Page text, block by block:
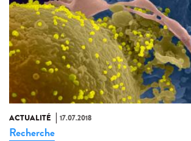
ACTUALITÉ 17.07.2018
Recherche